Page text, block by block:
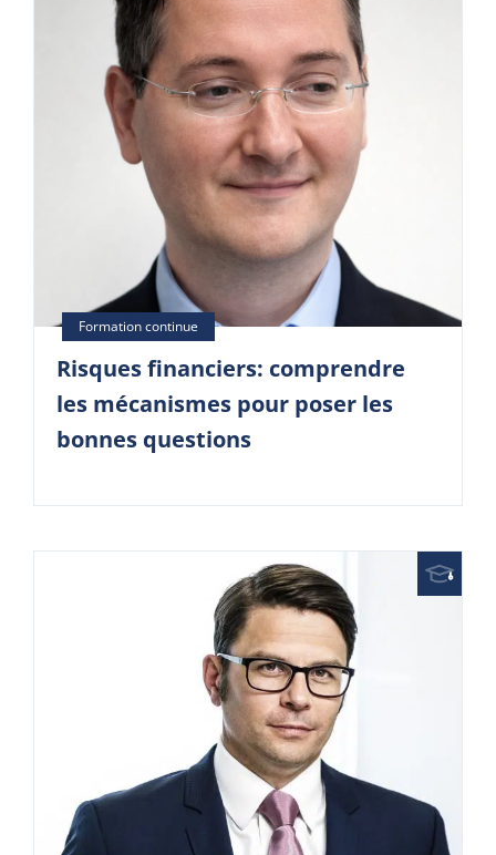
Risques financiers: comprendre
les mécanismes pour poser les
bonnes questions